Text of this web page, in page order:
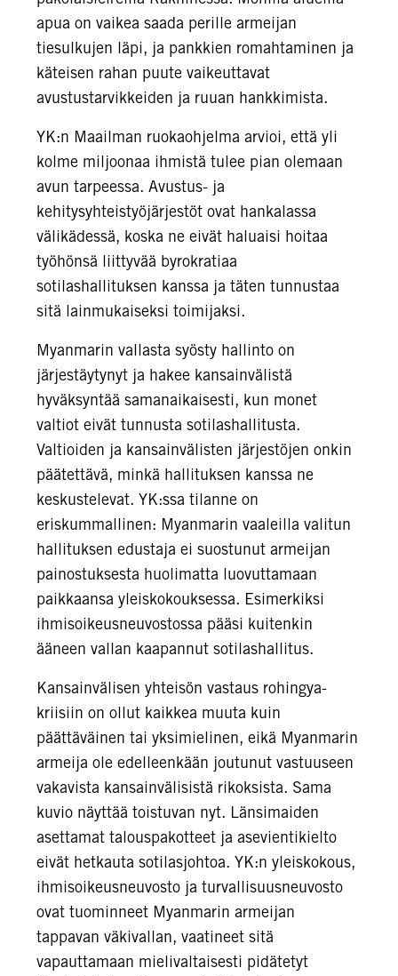
apua on vaikea saada perille armeijan
tiesulkujen läpi, ja pankkien romahtaminen ja
käteisen rahan puute vaikeuttavat
avustustarvikkeiden ja ruuan hankkimista.
YK:n Maailman ruokaohjelma arvioi, että yli
kolme miljoonaa ihmistä tulee pian olemaan
avun tarpeessa. Avustus- ja
kehitysyhteistyöjärjestöt ovat hankalassa
välikädessä, koska ne eivät haluaisi hoitaa
työhönsä liittyvää byrokratiaa
sotilashallituksen kanssa ja täten tunnustaa
sitä lainmukaiseksi toimijaksi.
Myanmarin vallasta syösty hallinto on
järjestäytynyt ja hakee kansainvälistä
hyväksyntää samanaikaisesti, kun monet
valtiot eivät tunnusta sotilashallitusta.
Valtioiden ja kansainvälisten järjestöjen onkin
päätettävä, minkä hallituksen kanssa ne
keskustelevat. YK:ssa tilanne on
eriskummallinen: Myanmarin vaaleilla valitun
hallituksen edustaja ei suostunut armeijan
painostuksesta huolimatta luovuttamaan
paikkaansa yleiskokouksessa. Esimerkiksi
ihmisoikeusneuvostossa pääsi kuitenkin
ääneen vallan kaapannut sotilashallitus.
Kansainvälisen yhteisön vastaus rohingya-
kriisiin on ollut kaikkea muuta kuin
päättäväinen tai yksimielinen, eikä Myanmarin
armeija ole edelleenkään joutunut vastuuseen
vakavista kansainvälisistä rikoksista. Sama
kuvio näyttää toistuvan nyt. Länsimaiden
asettamat talouspakotteet ja asevientikielto
eivät hetkauta sotilasjohtoa. YK:n yleiskokous,
ihmisoikeusneuvosto ja turvallisuusneuvosto
ovat tuominneet Myanmarin armeijan
tappavan väkivallan, vaatineet sitä
vapauttamaan mielivaltaisesti pidätetyt